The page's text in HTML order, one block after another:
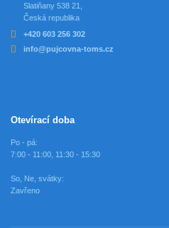
Slatiňany 538 21,
Česká republika
+420 603 256 302
info@pujcovna-toms.cz
Otevírací doba
Po - pá:
7:00 - 11:00, 11:30 - 15:30
So, Ne, svátky:
Zavřeno